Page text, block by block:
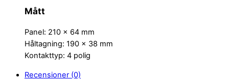
Mått
Panel: 210 x 64 mm
Håltagning: 190 x 38 mm
Kontakttyp: 4 polig
Recensioner (0)